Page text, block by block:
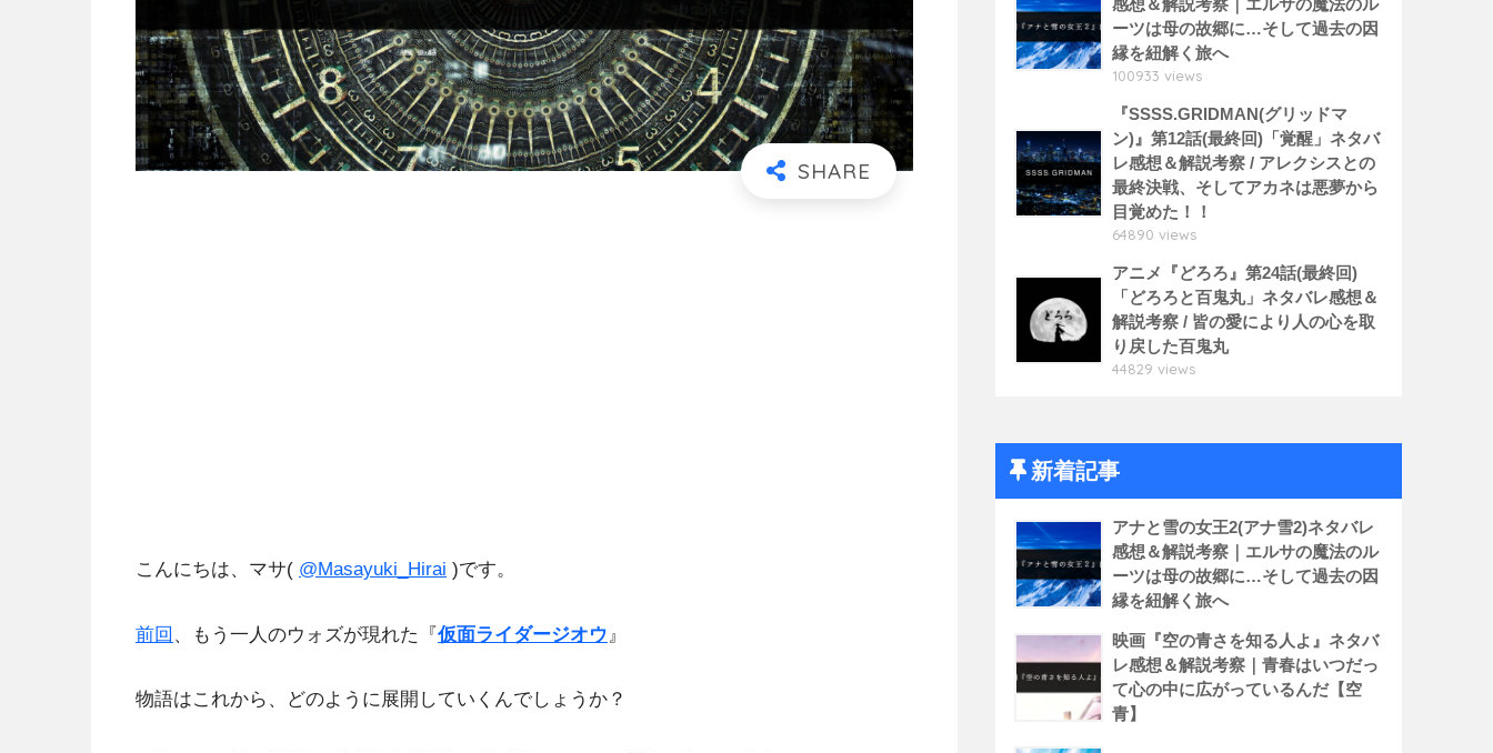
こんにちは、マサ( @Masayuki_Hirai )です。
前回 、もう一人のウォズが現れた『仮面ライダージオウ 』
物語はこれから、どのように展開していくんでしょうか？
感想＆解説考察｜エルサの魔法のル
ーツは母の故郷に…そして過去の因
縁を紐解く旅へ
100933 views
『SSSS.GRIDMAN(グリッドマ
ン)』第12話(最終回)「覚醒」ネタバ
レ感想＆解説考察 / アレクシスとの
最終決戦、そしてアカネは悪夢から
目覚めた！！
64890 views
アニメ『どろろ』第24話(最終回)
「どろろと百鬼丸」ネタバレ感想＆
解説考察 / 皆の愛により人の心を取
り戻した百鬼丸
44829 views
新着記事
アナと雪の女王2(アナ雪2)ネタバレ
感想＆解説考察｜エルサの魔法のル
ーツは母の故郷に…そして過去の因
縁を紐解く旅へ
映画『空の青さを知る人よ』ネタバ
レ感想＆解説考察｜青春はいつだっ
て心の中に広がっているんだ【空
青】